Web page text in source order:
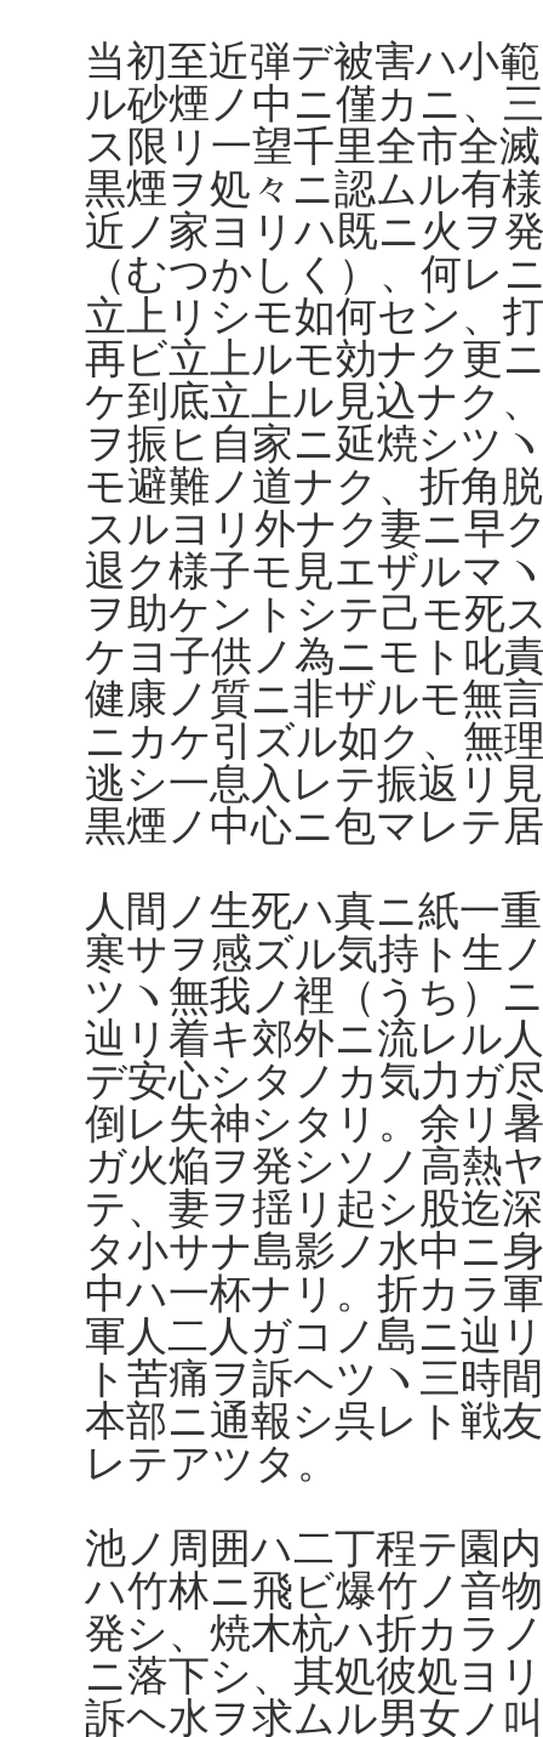
当初至近弾デ被害ハ小
ル砂煙ノ中ニ僅カニ、
ス限リ一望千里全市全
黒煙ヲ処々ニ認ムル有
近ノ家ヨリハ既ニ火ヲ
（むつかしく）、何レ
立上リシモ如何セン、
再ビ立上ルモ効ナク更
ケ到底立上ル見込ナク
ヲ振ヒ自家ニ延焼シツ
モ避難ノ道ナク、折角
スルヨリ外ナク妻ニ早
退ク様子モ見エザルマ
ヲ助ケントシテ己モ死
ケヨ子供ノ為ニモト叱
健康ノ質ニ非ザルモ無
ニカケ引ズル如ク、無
逃シ一息入レテ振返リ
黒煙ノ中心ニ包マレテ
人間ノ生死ハ真ニ紙一
寒サヲ感ズル気持ト生
ツヽ無我ノ裡（うち）
辿リ着キ郊外ニ流レル
デ安心シタノカ気力ガ
倒レ失神シタリ。余リ
ガ火焔ヲ発シソノ高熱
テ、妻ヲ揺リ起シ股迄
タ小サナ島影ノ水中ニ
中ハ一杯ナリ。折カラ
軍人二人ガコノ島ニ辿
ト苦痛ヲ訴ヘツヽ三時
本部ニ通報シ呉レト戦
レテアツタ。
池ノ周囲ハ二丁程テ園
ハ竹林ニ飛ビ爆竹ノ音
発シ、焼木杭ハ折カラ
ニ落下シ、其処彼処ヨ
訴ヘ水ヲ求ムル男女ノ